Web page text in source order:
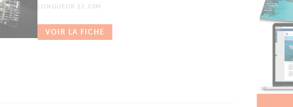
LONGUEUR 12.20M
VOIR LA FICHE